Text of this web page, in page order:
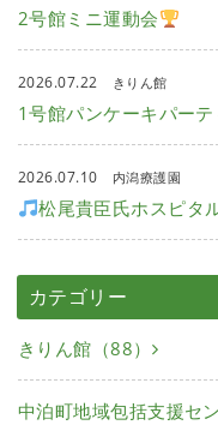
2号館ミニ運動会
2026.07.22 きりん館
1号館パンケーキパーテ
2026.07.10 内潟療護園
松尾貴臣氏ホスピタ
カテゴリー
きりん館（88）
中泊町地域包括支援セ